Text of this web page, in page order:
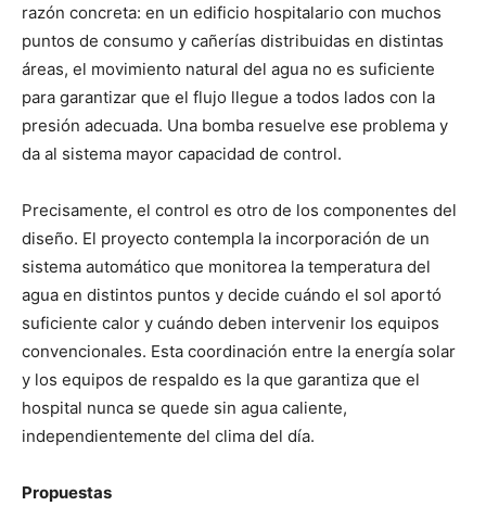
razón concreta: en un edificio hospitalario con muchos
puntos de consumo y cañerías distribuidas en distintas
áreas, el movimiento natural del agua no es suficiente
para garantizar que el flujo llegue a todos lados con la
presión adecuada. Una bomba resuelve ese problema y
da al sistema mayor capacidad de control.
Precisamente, el control es otro de los componentes del
diseño. El proyecto contempla la incorporación de un
sistema automático que monitorea la temperatura del
agua en distintos puntos y decide cuándo el sol aportó
suficiente calor y cuándo deben intervenir los equipos
convencionales. Esta coordinación entre la energía solar
y los equipos de respaldo es la que garantiza que el
hospital nunca se quede sin agua caliente,
independientemente del clima del día.
Propuestas